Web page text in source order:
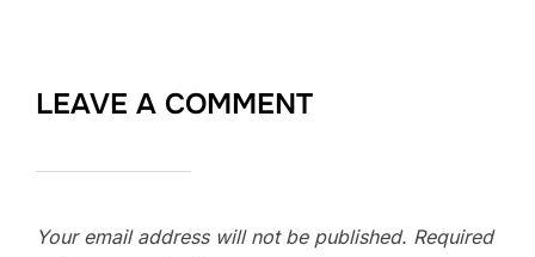
LEAVE A COMMENT
Your email address will not be published. Required